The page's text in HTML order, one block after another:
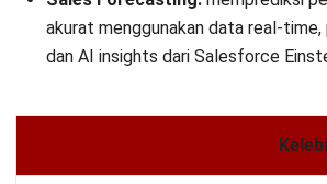
akurat menggunakan data real-
dan AI insights dari Salesforce